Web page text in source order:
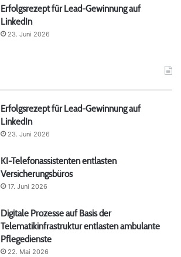
Erfolgsrezept für Lead-Gewinnung auf
LinkedIn
23. Juni 2026
Erfolgsrezept für Lead-Gewinnung auf
LinkedIn
23. Juni 2026
KI-Telefonassistenten entlasten
Versicherungsbüros
17. Juni 2026
Digitale Prozesse auf Basis der
Telematikinfrastruktur entlasten ambulante
Pflegedienste
22. Mai 2026